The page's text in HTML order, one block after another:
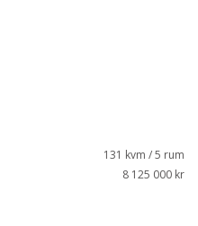
131 kvm / 5 rum
8 125 000 kr